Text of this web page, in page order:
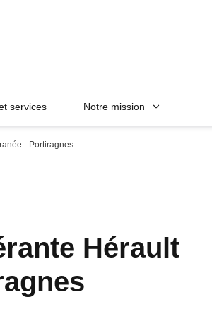
services Notre mission
- Portiragnes
Hérault